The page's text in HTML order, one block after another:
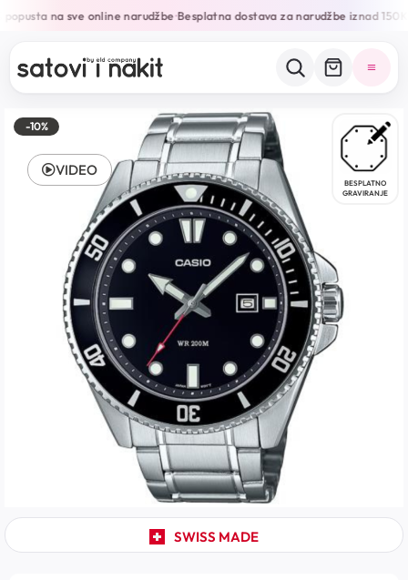
popusta na sve online narudžbe•Besplatna dostava za narudžbe iznad
-10%
BESPLATNO
GRAVIRANJE
SWISS MADE
VIDEO